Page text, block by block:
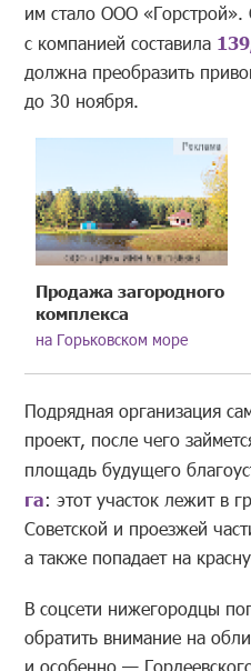
им стало ООО «Горстрой».
с компанией составила
должна преобразить
до 30 ноября.
Продажа загородного
комплекса
на Горьковском море
Подрядная организация
проект, после чего
площадь будущего
га: этот участок лежит в
Советской и проезжей
а также попадает на
В соцсети нижегородцы
обратить внимание на
и особенно —